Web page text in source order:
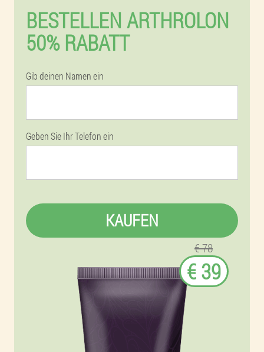
BESTELLEN ARTHROLON
50% RABATT
Gib deinen Namen ein
Geben Sie Ihr Telefon ein
KAUFEN
€ 78
€ 39